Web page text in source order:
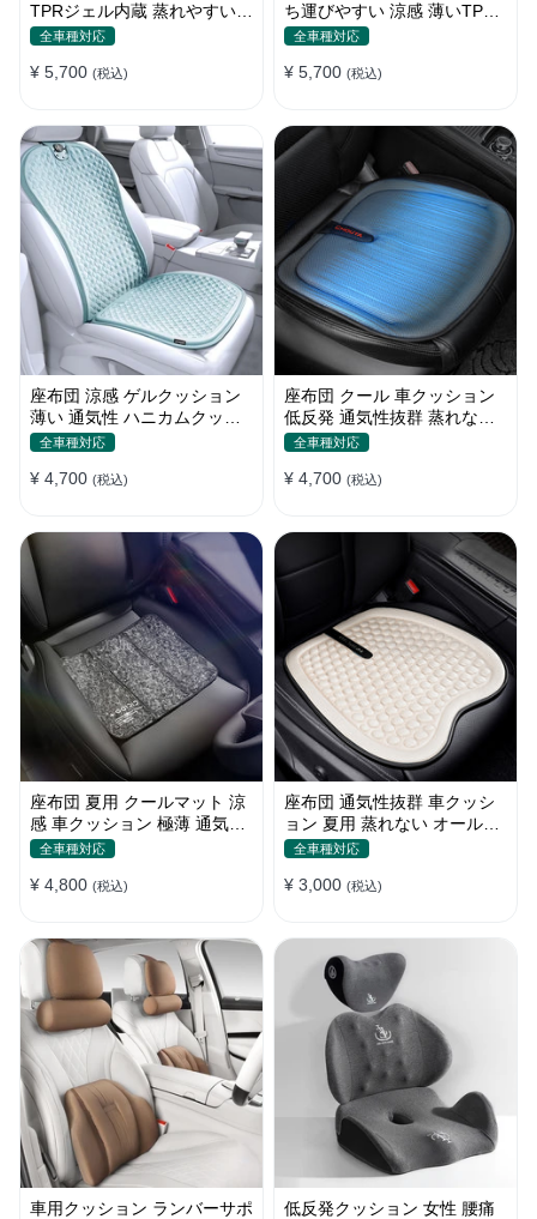
TPRジェル内蔵 蒸れやすい方
にお勧め おしり 熱い
全車種対応
¥ 5,700 (税込)
ち運びやすい 涼感 薄いTPR
ジェル内蔵 多用途
全車種対応
¥ 5,700 (税込)
座布団 涼感 ゲルクッション
薄い 通気性 ハニカムクッシ
ョン 四季通用 おすすめ
全車種対応
¥ 4,700 (税込)
座布団 クール 車クッション
低反発 通気性抜群 蒸れない
滑り止め おすすめ
全車種対応
¥ 4,700 (税込)
座布団 夏用 クールマット 涼
感 車クッション 極薄 通気性
丸洗いOK すずしい
全車種対応
¥ 4,800 (税込)
座布団 通気性抜群 車クッシ
ョン 夏用 蒸れない オールシ
ーズン おしゃれ
全車種対応
¥ 3,000 (税込)
車用クッション ランバーサポ
低反発クッション 女性 腰痛